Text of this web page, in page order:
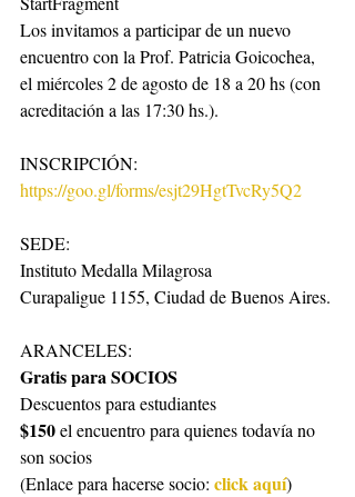
Los invitamos a participar de un nuevo
encuentro con la Prof. Patricia Goicochea,
el miércoles 2 de agosto de 18 a 20 hs (con
acreditación a las 17:30 hs.).
INSCRIPCIÓN:
https://goo.gl/forms/esjt29HgtTvcRy5Q2
SEDE:
Instituto Medalla Milagrosa
Curapaligue 1155, Ciudad de Buenos Aires.
ARANCELES:
Gratis para SOCIOS
Descuentos para estudiantes
$150 el encuentro para quienes todavía no
son socios
(Enlace para hacerse socio: click aquí)